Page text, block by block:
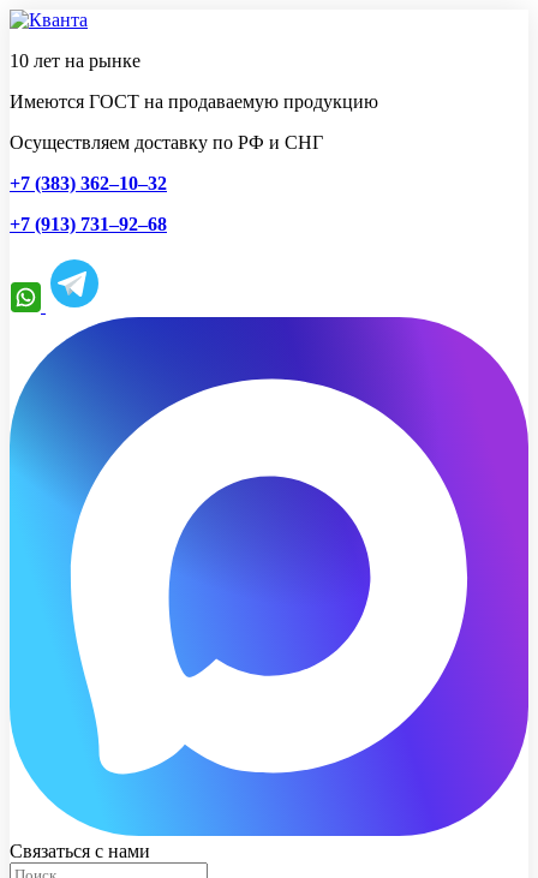
10 лет на рынке
Имеются ГОСТ на продаваемую продукцию
Осуществляем доставку по РФ и СНГ
+7 (383) 362–10–32
+7 (913) 731–92–68
Связаться с нами